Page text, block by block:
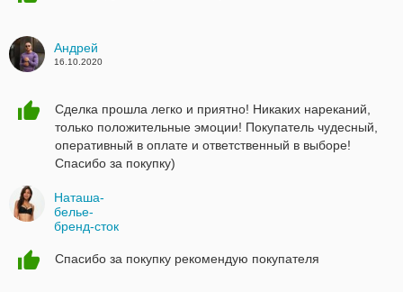
Андрей
16.10.2020
Сделка прошла легко и приятно! Никаких нареканий,
только положительные эмоции! Покупатель чудесный,
оперативный в оплате и ответственный в выборе!
Спасибо за покупку)
Наташа-
белье-
бренд-сток
Спасибо за покупку рекомендую покупателя